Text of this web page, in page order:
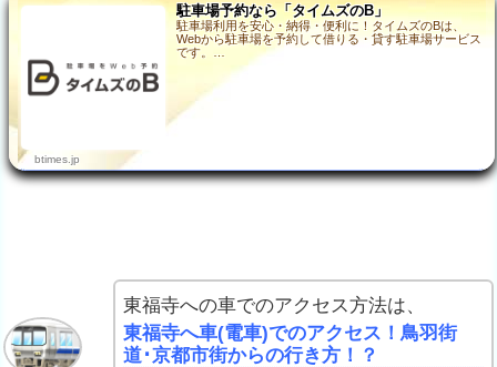
駐車場予約なら「タイムズのB」
駐車場利用を安心・納得・便利に！タイムズのBは、
Webから駐車場を予約して借りる・貸す駐車場サービス
です。…
btimes.jp
東福寺への車でのアクセス方法は、
東福寺へ車(電車)でのアクセス！鳥羽街
道･京都市街からの行き方！？